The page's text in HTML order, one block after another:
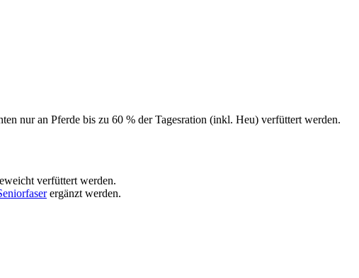
nur an Pferde bis zu 60 % der Tagesration (inkl. Heu) verfüttert werden.
verfüttert werden.
ergänzt werden.